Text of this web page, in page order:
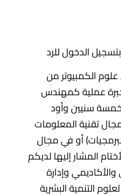
الدخول للرد
الكمبيوتر من
عملية كمهندس
سنيين وأود
تقنية المعلومات
أو في مجال
المشار إليها لديكم
وإدارة
التنمية البشرية